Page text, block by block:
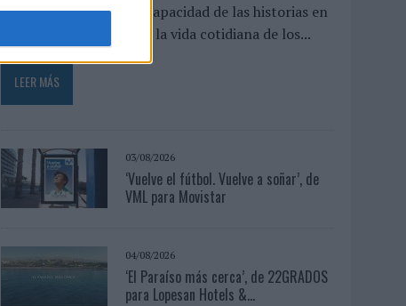
que pone el foco en la capacidad de las historias en
audio para transformar la vida cotidiana de los...
LEER MÁS
03/08/2026
‘Vuelve el fútbol. Vuelve a soñar’, de
VML para Movistar
04/08/2026
‘El Paraíso más cerca’, de 22GRADOS
para Lopesan Hotels &...